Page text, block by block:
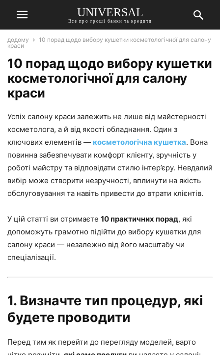
UNIVERSAL
Все про гроші банки та кредити
додому
10 порад щодо вибору кушетки косметологічної для салону
краси
10 порад щодо вибору кушетки
косметологічної для салону
краси
Успіх салону краси залежить не лише від майстерності
косметолога, а й від якості обладнання. Один з
ключових елементів — косметологічна кушетка. Вона
повинна забезпечувати комфорт клієнту, зручність у
роботі майстру та відповідати стилю інтер’єру. Невдалий
вибір може створити незручності, вплинути на якість
обслуговування та навіть привести до втрати клієнтів.
У цій статті ви отримаєте 10 практичних порад, які
допоможуть грамотно підійти до вибору кушетки для
салону краси — незалежно від його масштабу чи
спеціалізації.
1. Визначте тип процедур, які
будете проводити
Перед тим як перейти до перегляду моделей, варто